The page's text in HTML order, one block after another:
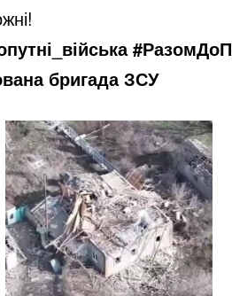
бригада ЗСУ